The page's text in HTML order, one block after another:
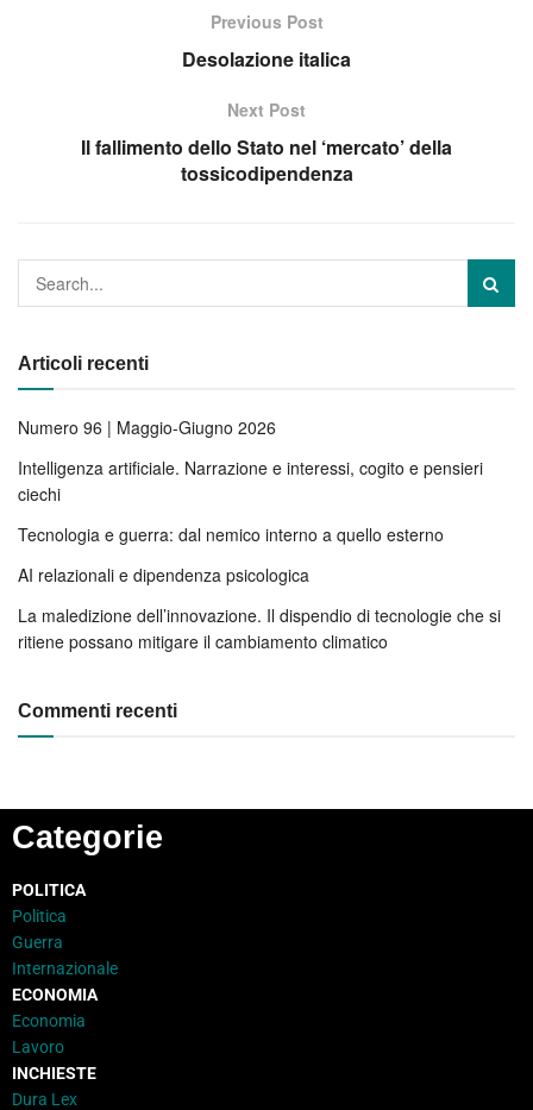
Previous Post
Desolazione italica
Next Post
Il fallimento dello Stato nel ‘mercato’ della
tossicodipendenza
Articoli recenti
Numero 96 | Maggio-Giugno 2026
Intelligenza artificiale. Narrazione e interessi, cogito e pensieri
ciechi
Tecnologia e guerra: dal nemico interno a quello esterno
AI relazionali e dipendenza psicologica
La maledizione dell’innovazione. Il dispendio di tecnologie che si
ritiene possano mitigare il cambiamento climatico
Commenti recenti
Categorie
POLITICA
Politica
Guerra
Internazionale
ECONOMIA
Economia
Lavoro
INCHIESTE
Dura Lex